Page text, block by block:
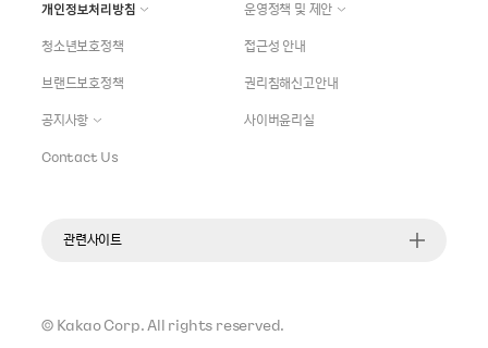
개인정보처리방침
운영정책 및 제안
청소년보호정책
접근성 안내
브랜드보호정책
권리침해신고안내
공지사항
사이버윤리실
Contact Us
관련사이트
© Kakao Corp.All rights reserved.